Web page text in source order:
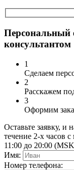
Персональный
консультантом
1
Сделаем
2
Расскажем
3
Оформим
Оставьте заявку, и
течение 2-х часов
11:00 до 20:00
Имя:
Номер телефона: